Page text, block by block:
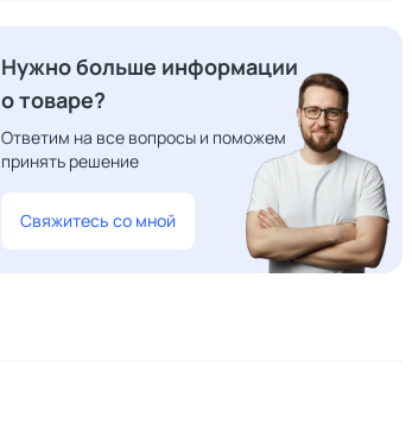
Нужно больше информации
о товаре?
Ответим на все вопросы и поможем
принять решение
Свяжитесь со мной